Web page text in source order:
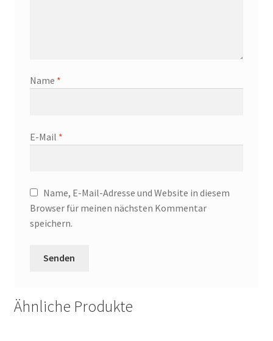
Name *
E-Mail *
Name, E-Mail-Adresse und Website in diesem
Browser für meinen nächsten Kommentar
speichern.
Ähnliche Produkte